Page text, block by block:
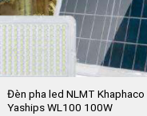
Đèn pha led NLMT Khaphaco
Yaships WL100 100W